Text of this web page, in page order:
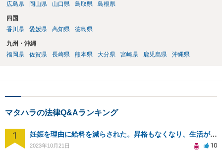
広島県
岡山県 山口県 鳥取県 島根県
四国
香川県
愛媛県 高知県 徳島県
九州・沖縄
福岡県
佐賀県 長崎県 熊本県 大分県 宮崎県 鹿児島県 沖縄県
マタハラの法律Q&Aランキング
1 妊娠を理由に給料を減らされた。昇格もなくなり、生活が苦しい。
2023年10月21日 10